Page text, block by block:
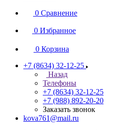
0 Сравнение
0 Избранное
0 Корзина
+7 (8634) 32-12-25
Назад
Телефоны
+7 (8634) 32-12-25
+7 (988) 892-20-20
Заказать звонок
kova761@mail.ru